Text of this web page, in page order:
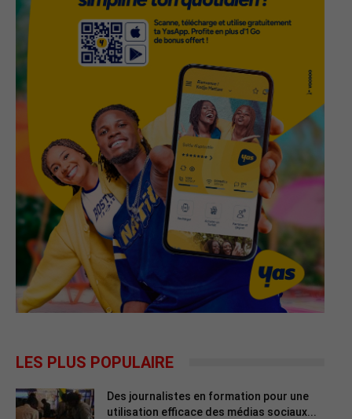
LES PLUS POPULAIRE
Des journalistes en formation pour une
utilisation efficace des médias sociaux...